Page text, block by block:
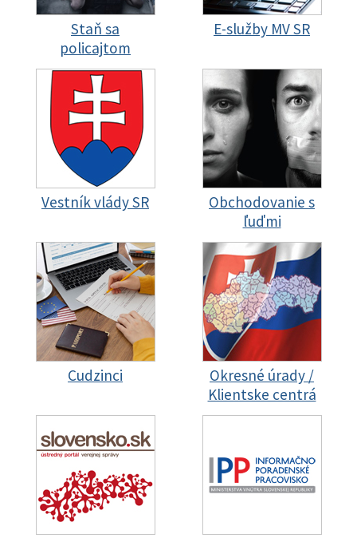
Staň sa
policajtom
E-služby MV SR
Vestník vlády SR
Obchodovanie s
ľuďmi
Cudzinci
Okresné úrady /
Klientske centrá